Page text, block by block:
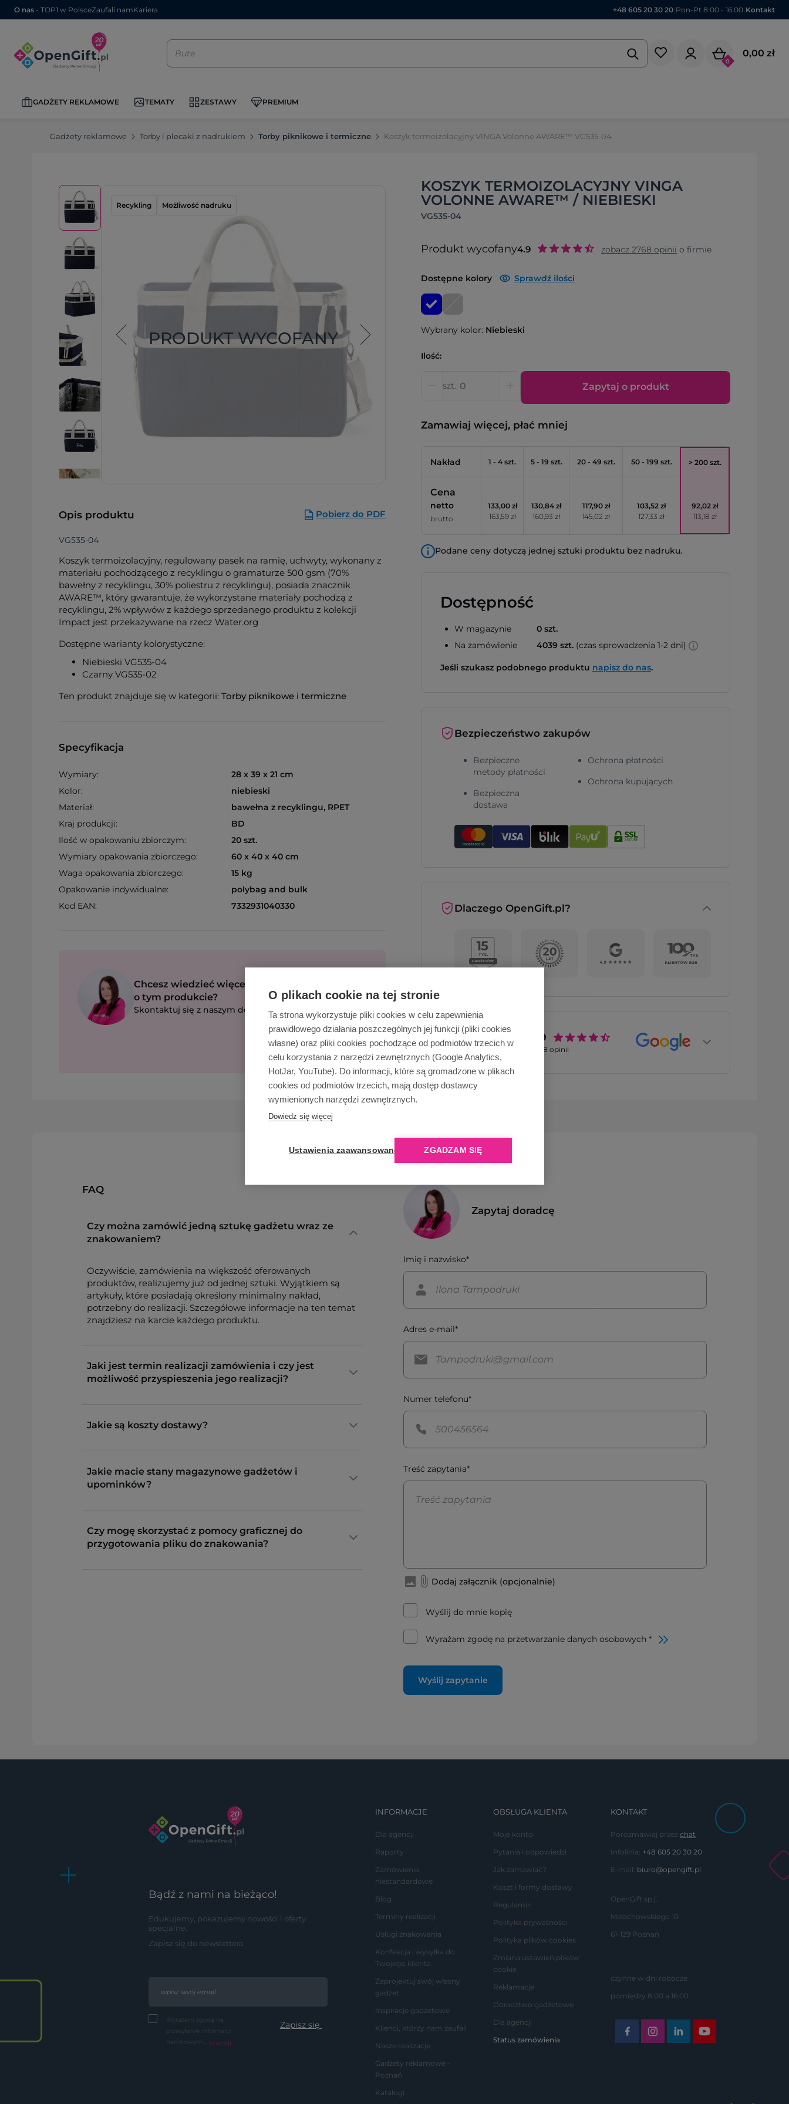
O plikach cookie na tej stronie
Ta strona wykorzystuje pliki cookies w celu zapewnienia
prawidłowego działania poszczególnych jej funkcji (pliki cookies
własne) oraz pliki cookies pochodzące od podmiotów trzecich w
celu korzystania z narzędzi zewnętrznych (Google Analytics,
HotJar, YouTube). Do informacji, które są gromadzone w plikach
cookies od podmiotów trzecich, mają dostęp dostawcy
wymienionych narzędzi zewnętrznych.
Dowiedz się więcej
Ustawienia zaawansowane ZGADZAM SIĘ
O nas - TOP1 w PolsceZaufali namKariera +48 605 20 30 20 Pon-Pt 8:00 - 16:00 Kontakt
0
0,00 zł
GADŻETY REKLAMOWE TEMATY ZESTAWY PREMIUM
Gadżety reklamowe Torby i plecaki z nadrukiem Torby piknikowe i termiczne Koszyk termoizolacyjny VINGA Volonne AWARE™ VG535-04
KOSZYK TERMOIZOLACYJNY VINGA
VOLONNE AWARE™ / NIEBIESKI
VG535-04
Recykling Możliwość nadruku
PRODUKT WYCOFANY
Opis produktu Pobierz do PDF
VG535-04
Koszyk termoizolacyjny, regulowany pasek na ramię, uchwyty, wykonany z
materiału pochodzącego z recyklingu o gramaturze 500 gsm (70%
bawełny z recyklingu, 30% poliestru z recyklingu), posiada znacznik
AWARE™, który gwarantuje, że wykorzystane materiały pochodzą z
recyklingu, 2% wpływów z każdego sprzedanego produktu z kolekcji
Impact jest przekazywane na rzecz Water.org
Dostępne warianty kolorystyczne:
Niebieski VG535-04
Czarny VG535-02
Ten produkt znajduje się w kategorii: Torby piknikowe i termiczne
Specyfikacja
Wymiary:
28 x 39 x 21 cm
Kolor:
niebieski
Materiał:
bawełna z recyklingu, RPET
Kraj produkcji:
BD
Ilość w opakowaniu zbiorczym:
20 szt.
Wymiary opakowania zbiorczego:
60 x 40 x 40 cm
Waga opakowania zbiorczego:
15 kg
Opakowanie indywidualne:
polybag and bulk
Kod EAN:
7332931040330
Chcesz wiedzieć więcej
o tym produkcie?
Skontaktuj się z naszym doradcą!
Wyślij zapytanie
Produkt wycofany4.9 zobacz 2768 opinii o firmie
Dostępne kolory Sprawdź ilości
Wybrany kolor: Niebieski
Ilość:
szt. Zapytaj o produkt
Zamawiaj więcej, płać mniej
Nakład 1 - 4 szt. 5 - 19 szt. 20 - 49 szt. 50 - 199 szt. > 200 szt.
Cena
netto
brutto
133,00 zł
163,59 zł
130,84 zł
160,93 zł
117,90 zł
145,02 zł
103,52 zł
127,33 zł
92,02 zł
113,18 zł
Podane ceny dotyczą jednej sztuki produktu bez nadruku.
Dostępność
W magazynie
Na zamówienie
0 szt.
4039 szt.(czas sprowadzenia 1-2 dni)
Jeśli szukasz podobnego produktu napisz do nas.
Bezpieczeństwo zakupów
Bezpieczne
metody płatności
Bezpieczna
dostawa
Ochrona płatności
Ochrona kupujących
Dlaczego OpenGift.pl?
Opinie o nas 4.9
2768 opinii
FAQ
Czy można zamówić jedną sztukę gadżetu wraz ze
znakowaniem?
Oczywiście, zamówienia na większość oferowanych
produktów, realizujemy już od jednej sztuki. Wyjątkiem są
artykuły, które posiadają określony minimalny nakład,
potrzebny do realizacji. Szczegółowe informacje na ten temat
znajdziesz na karcie każdego produktu.
Jaki jest termin realizacji zamówienia i czy jest
możliwość przyspieszenia jego realizacji?
Jakie są koszty dostawy?
Jakie macie stany magazynowe gadżetów i
upominków?
Czy mogę skorzystać z pomocy graficznej do
przygotowania pliku do znakowania?
Zapytaj doradcę
Imię i nazwisko*
Adres e-mail*
Numer telefonu*
Treść zapytania*
Dodaj załącznik (opcjonalnie)
Wyślij do mnie kopię
Wyrażam zgodę na przetwarzanie danych osobowych *
Wyślij zapytanie
Bądź z nami na bieżąco!
Edukujemy, pokazujemy nowości i oferty
specjalne.
Zapisz się do newslettera
Wyrażam zgodę na
przesyłanie informacji
handlowych... (więcej)
INFORMACJE
Dla agencji
Raporty
Zamówienia
niestandardowe
Blog
Terminy realizacji
Usługi znakowania
Konfekcja i wysyłka do
Twojego klienta
Zaprojektuj swój własny
gadżet
Inspiracje gadżetowe
Klienci, którzy nam zaufali
Nasze realizacje
Gadżety reklamowe -
Poznań
Katalogi
OBSŁUGA KLIENTA
Moje konto
Pytania i odpowiedzi
Jak zamawiać?
Koszt i formy dostawy
Regulamin
Polityka prywatności
Polityka plików cookies
Zmiana ustawień plików
cookie
Reklamacje
Doradztwo gadżetowe
Dla agencji
Status zamówienia
KONTAKT
Porozmawiaj przezchat
Infolinia: +48 605 20 30 20
E-mail: biuro@opengift.pl
OpenGift sp.j.
Małachowskiego 10
61-129 Poznań
czynne w dni robocze
pomiędzy 8:00 a 16:00